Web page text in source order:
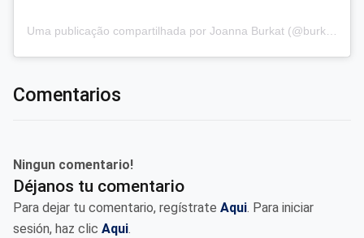
Comentarios
Ningun comentario!
Déjanos tu comentario
Para dejar tu comentario, regístrate Aqui. Para iniciar
sesión, haz clic Aqui.